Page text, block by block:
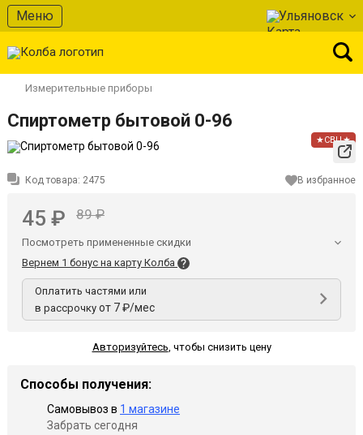
Меню Ульяновск
Измерительные приборы
Спиртометр бытовой 0-96
★СВЦ★
Код товара: 2475 В избранное
45 ₽ 89 ₽
Посмотреть примененные скидки
Вернем 1 бонус на карту Колба
Оплатить частями или
в рассрочку от 7 ₽/мес
Авторизуйтесь, чтобы снизить цену
Способы получения:
Самовывоз в 1 магазине
Забрать сегодня